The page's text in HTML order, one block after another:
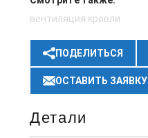
вентиляция кровли
ПОДЕЛИТЬСЯ
ОСТАВИТЬ ЗАЯВКУ
Детали